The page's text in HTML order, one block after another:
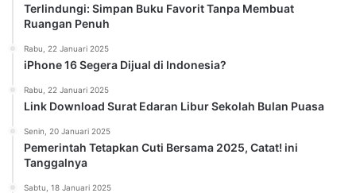
Terlindungi: Simpan Buku Favorit Tanpa Membuat
Ruangan Penuh
Rabu, 22 Januari 2025
iPhone 16 Segera Dijual di Indonesia?
Rabu, 22 Januari 2025
Link Download Surat Edaran Libur Sekolah Bulan Puasa
Senin, 20 Januari 2025
Pemerintah Tetapkan Cuti Bersama 2025, Catat! ini
Tanggalnya
Sabtu, 18 Januari 2025